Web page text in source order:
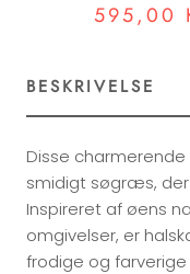
595,00
BESKRIVELSE
Disse
smidigt søgræs,
Inspireret af øens
omgivelser, er
frodige og